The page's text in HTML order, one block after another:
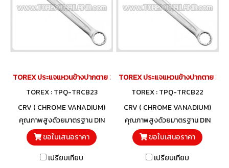
TOREX ประแจแหวนข้างปากตาย 23 มม.
TOREX : TPQ-TRCB23
CRV ( CHROME VANADIUM)
คุณภาพสูงด้วยมาตรฐาน DIN
3113 และวัสดุโครมวานาเดียม
ขอใบเสนอราคา
เปรียบเทียบ
TOREX ประแจแหวนข้างปากตาย 22
TOREX : TPQ-TRCB22
CRV ( CHROME VANADIUM)
คุณภาพสูงด้วยมาตรฐาน DIN
3113 และวัสดุโครมวานาเดียม
ขอใบเสนอราคา
เปรียบเทียบ